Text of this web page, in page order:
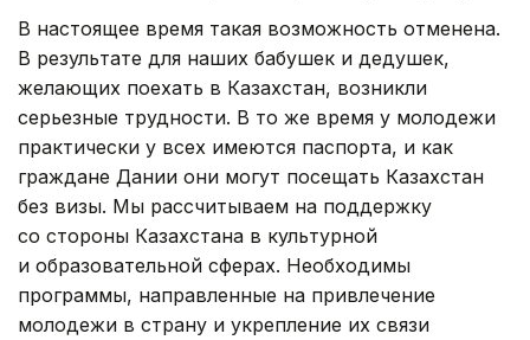
В настоящее время такая возможность отменена.
В результате для наших бабушек и дедушек,
желающих поехать в Казахстан, возникли
серьезные трудности. В то же время у молодежи
практически у всех имеются паспорта, и как
граждане Дании они могут посещать Казахстан
без визы. Мы рассчитываем на поддержку
со стороны Казахстана в культурной
и образовательной сферах. Необходимы
программы, направленные на привлечение
молодежи в страну и укрепление их связи